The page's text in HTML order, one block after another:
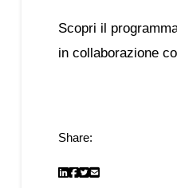
Scopri il
in collaborazione
Share: